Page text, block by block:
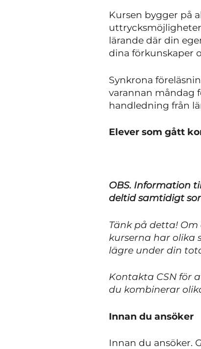
Kursen bygger på
lärande där din
dina förkunskaper
Synkrona
varannan måndag
handledning från
Elever som gått
OBS. Information
deltid samtidigt
Tänk på detta!
kurserna har olika
lägre under din
Kontakta CSN för
du kombinerar
Innan du ansöker
Innan du ansöker.